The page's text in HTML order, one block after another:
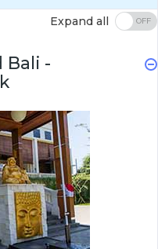
Expand all
Bali -